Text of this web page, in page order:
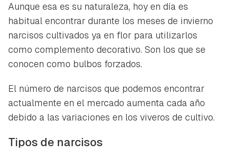
Aunque esa es su naturaleza, hoy en día es
habitual encontrar durante los meses de invierno
narcisos cultivados ya en flor para utilizarlos
como complemento decorativo. Son los que se
conocen como bulbos forzados.
El número de narcisos que podemos encontrar
actualmente en el mercado aumenta cada año
debido a las variaciones en los viveros de cultivo.
Tipos de narcisos